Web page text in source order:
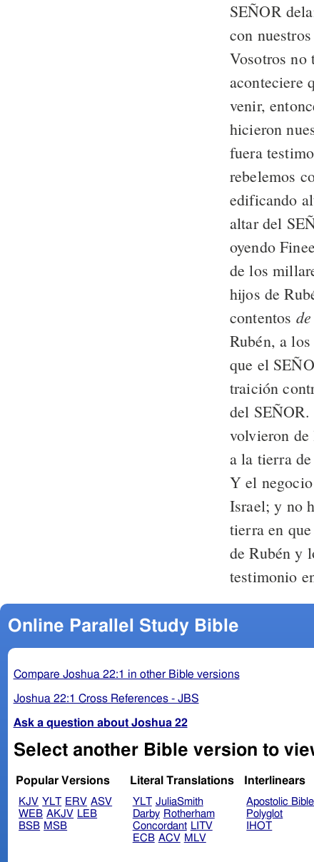
SEÑOR
con
Vosotros
aconteciere
venir,
hicieron
fuera
rebelemos
edificando
altar del
oyendo
de los
hijos de
contentos
Rubén, a
que el
traición
del SEÑOR.
volvieron de
a la tierra
Y el
Israel; y no
tierra en
de Rubén y
testimonio
Online Parallel Study Bible
Compare Joshua 22:1 in other Bible versions
Joshua 22:1 Cross References - JBS
Ask a question about Joshua 22
Select another Bible version to
Popular Versions
KJV YLT ERV ASV
WEB AKJV LEB
BSB MSB
Literal Translations
YLT JuliaSmith
Darby Rotherham
Concordant LITV
ECB ACV MLV
Interlinears
Apostolic Bible
Polyglot
IHOT